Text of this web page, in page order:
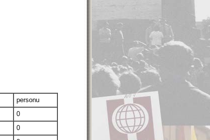
personu
0
0